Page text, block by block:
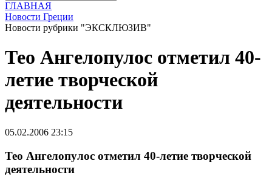
ГЛАВНАЯ
Новости Греции
Новости рубрики "ЭКСКЛЮЗИВ"
Тео Ангелопулос отметил 40-
летие творческой
деятельности
05.02.2006 23:15
Тео Ангелопулос отметил 40-летие творческой
деятельности